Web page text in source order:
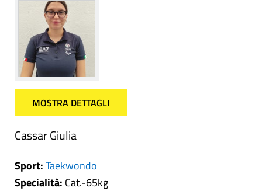
MOSTRA DETTAGLI
Cassar Giulia
Sport:Taekwondo
Specialità: Cat.-65kg